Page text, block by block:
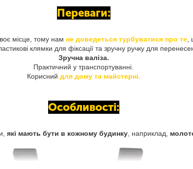
Переваги:
місце, тому нам не доведеться турбуватися про те
клямки для фіксації та зручну ручку для
Зручна валіза.
Практичний у транспортуванні.
Корисний для дому та майстерні.
Особливості:
які мають бути в кожному будинку, наприклад,